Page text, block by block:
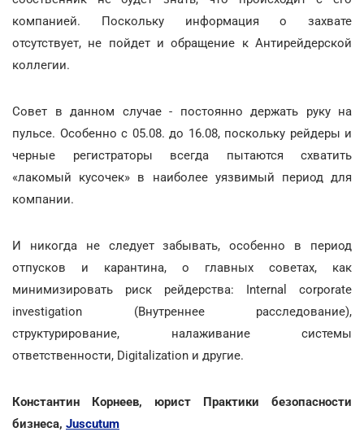
компанией. Поскольку информация о захвате
отсутствует, не пойдет и обращение к Антирейдерской
коллегии.
Совет в данном случае - постоянно держать руку на
пульсе. Особенно с 05.08. до 16.08, поскольку рейдеры и
черные регистраторы всегда пытаются схватить
«лакомый кусочек» в наиболее уязвимый период для
компании.
И никогда не следует забывать, особенно в период
отпусков и карантина, о главных советах, как
минимизировать риск рейдерства: Internal corporate
investigation (Внутреннее расследование),
структурирование, налаживание системы
ответственности, Digitalization и другие.
Константин Корнеев, юрист Практики безопасности
бизнеса, Juscutum